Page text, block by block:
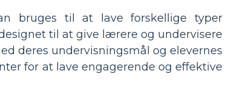
bruges til at lave forskellige typer
til at give lærere og undervisere
deres undervisningsmål og elevernes
for at lave engagerende og effektive